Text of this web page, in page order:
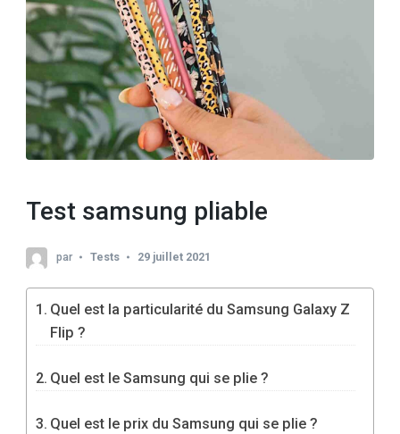
Test samsung pliable
par Tests 29 juillet 2021
Quel est la particularité du Samsung Galaxy Z
Flip ?
Quel est le Samsung qui se plie ?
Quel est le prix du Samsung qui se plie ?